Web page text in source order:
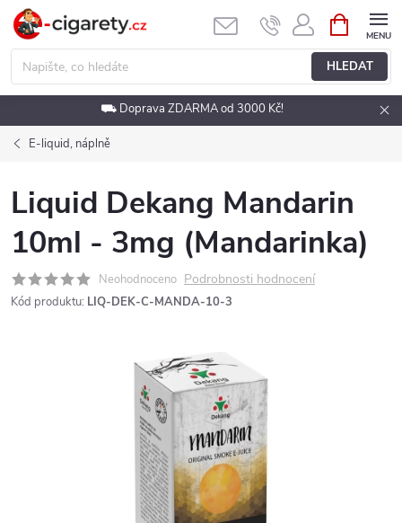
Přejít
obsah
HLEDAT
NÁKUPNÍ
KOŠÍK
⛟ Doprava ZDARMA od 3000 Kč!
E-liquid, náplně
Liquid Dekang Mandarin
10ml - 3mg (Mandarinka)
Neohodnoceno Podrobnosti hodnocení
Kód produktu: LIQ-DEK-C-MANDA-10-3